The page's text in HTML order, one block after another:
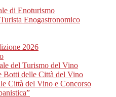
di Enoturismo
Enogastronomico
2026
del Turismo del Vino
Botti delle Città del Vino
Città del Vino e Concorso